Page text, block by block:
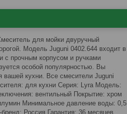
для мойки двуручный
Модель Juguni 0402.644 входит в
с прочным корпусом и ручками
особой популярностью. Вы
вашей кухни. Все смесители Juguni
для кухни Серия: Lyra Модель:
вентильный Покрытие: хром
Минимальное давление воды: 0,5
Россия Гарантия: 36 месяцев